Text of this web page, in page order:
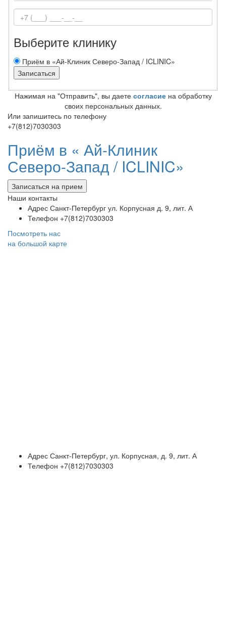
Выберите клинику
Приём в «Ай-Клиник Северо-Запад / ICLINIC»
Нажимая на "Отправить", вы даете согласиена обработку
своих персональных данных.
Или запишитесь по телефону
+7(812)7030303
Приём в « Ай-Клиник
Северо-Запад / ICLINIC»
Записаться на прием
Наши контакты
Адрес Санкт-Петербург ул. Корпусная д. 9, лит. А
Телефон +7(812)7030303
Посмотреть нас
на большой карте
Адрес Санкт-Петербург, ул. Корпусная, д. 9, лит. А
Телефон +7(812)7030303